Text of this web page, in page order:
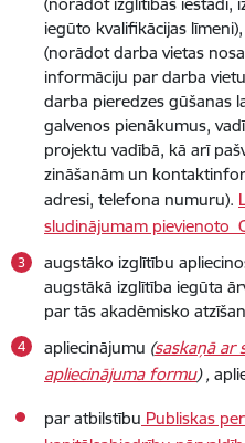
iegūto kvalifikācijas
(norādot darba vietas
informāciju par darba
darba pieredzes gūšanas
galvenos pienākumus,
projektu vadībā, kā arī
zināšanām un
adresi, telefona numuru).
sludinājumam pievienoto
augstāko izglītību
augstākā izglītība iegūta
par tās akadēmisko
apliecinājumu (saskaņā ar
apliecinājuma formu) ,
par atbilstību Publiskas